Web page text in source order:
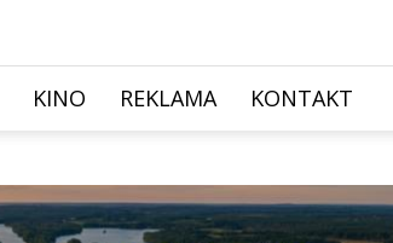
KINO REKLAMA KONTAKT